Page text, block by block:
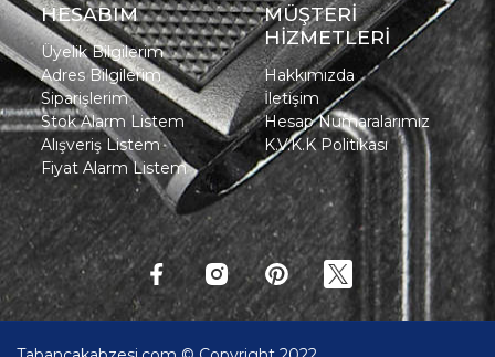
HESABIM
Üyelik Bilgilerim
Adres Bilgilerim
Siparişlerim
Stok Alarm Listem
Alışveriş Listem
Fiyat Alarm Listem
MÜŞTERİ
HİZMETLERİ
Hakkımızda
İletişim
Hesap Numaralarımız
K.V.K.K Politikası